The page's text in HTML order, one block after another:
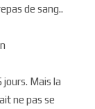
de sang..
Mais la
ne pas se